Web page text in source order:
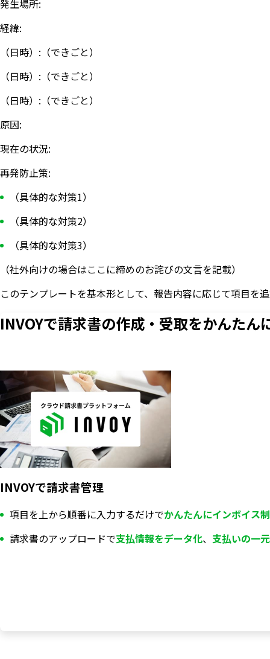
発生場所:
経緯:
（日時）:（できごと）
（日時）:（できごと）
（日時）:（できごと）
原因:
現在の状況:
再発防止策:
（具体的な対策1）
（具体的な対策2）
（具体的な対策3）
（社外向けの場合はここに締めのお詫びの文言を記載）
このテンプレートを基本形として、報告内容に応じて項目を
INVOYで請求書の作成・ 受取をかんたん
INVOYで請求書管理
項目を上から順番に入力するだけでかんたんにインボイス
請求書のアップロードで支払情報をデータ化、 支払いの一